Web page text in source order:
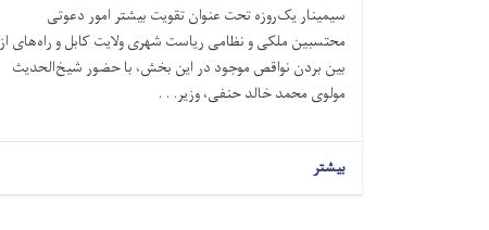
سیمینار یک‌روزه تحت عنوان تقویت بیشتر امور دعوتی
محتسبین ملکی و نظامی ریاست شهری ولایت کابل و راه‌های از
بین بردن نواقص موجود در این بخش، با حضور شیخ‌الحدیث
مولوی محمد خالد حنفی، وزیر. . .
بیشتر